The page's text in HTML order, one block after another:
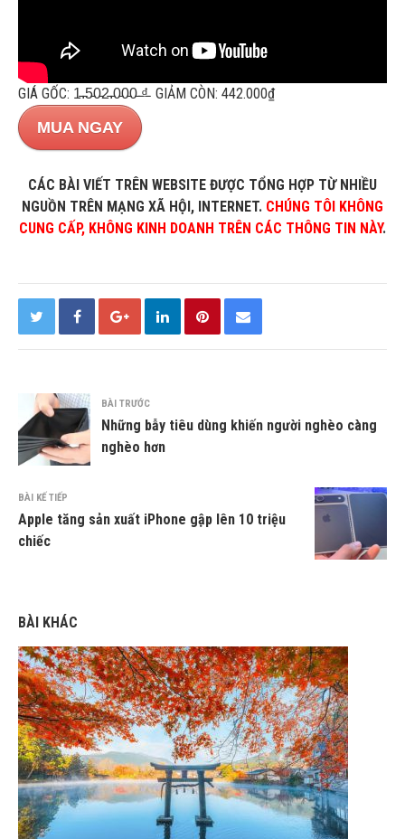
GIÁ GỐC: 1̵.̵5̵0̵2̵.̵0̵0̵0̵ ̵₫̵ GIẢM CÒN: 442.000₫
MUA NGAY
CÁC BÀI VIẾT TRÊN WEBSITE ĐƯỢC TỔNG HỢP TỪ NHIỀU
NGUỒN TRÊN MẠNG XÃ HỘI, INTERNET. CHÚNG TÔI KHÔNG
CUNG CẤP, KHÔNG KINH DOANH TRÊN CÁC THÔNG TIN NÀY.
BÀI TRƯỚC
Những bẫy tiêu dùng khiến người nghèo càng
nghèo hơn
BÀI KẾ TIẾP
Apple tăng sản xuất iPhone gập lên 10 triệu
chiếc
BÀI KHÁC